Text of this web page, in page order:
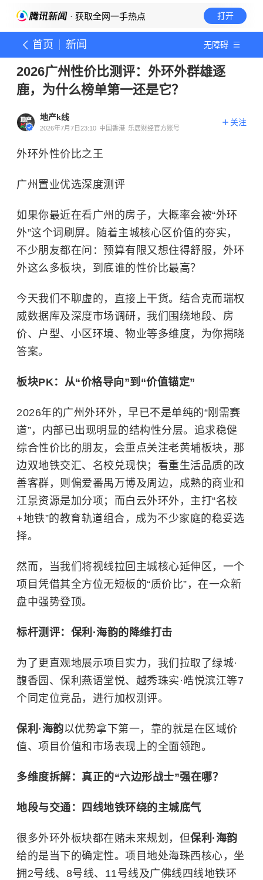
· 获取全网一手热点 打开
首页 新闻 无障碍
2026广州性价比测评：外环外群雄逐
鹿，为什么榜单第一还是它？
地产k线
2026年7月7日23:10 中国香港 乐居财经官方账号
关注
外环外性价比之王
广州置业优选深度测评
如果你最近在看广州的房子，大概率会被“外环
外”这个词刷屏。随着主城核心区价值的夯实，
不少朋友都在问：预算有限又想住得舒服，外环
外这么多板块，到底谁的性价比最高？
今天我们不聊虚的，直接上干货。结合克而瑞权
威数据库及深度市场调研，我们围绕地段、房
价、户型、小区环境、物业等多维度，为你揭晓
答案。
板块PK：从“价格导向”到“价值锚定”
2026年的广州外环外，早已不是单纯的“刚需赛
道”，内部已出现明显的结构性分层。追求稳健
综合性价比的朋友，会重点关注老黄埔板块，那
边双地铁交汇、名校兑现快；看重生活品质的改
善客群，则偏爱番禺万博及周边，成熟的商业和
江景资源是加分项；而白云外环外，主打“名校
+地铁”的教育轨道组合，成为不少家庭的稳妥选
择。
然而，当我们将视线拉回主城核心延伸区，一个
项目凭借其全方位无短板的“质价比”，在一众新
盘中强势登顶。
标杆测评： 保利·海韵的降维打击
为了更直观地展示项目实力，我们拉取了绿城·
馥香园、保利燕语堂悦、越秀珠实·皓悦滨江等7
个同定位竞品，进行加权测评。
保利·海韵以优势拿下第一，靠的就是在区域价
值、项目价值和市场表现上的全面领跑。
多维度拆解：真正的“六边形战士”强在哪？
地段与交通：四线地铁环绕的主城底气
很多外环外板块都在赌未来规划，但保利·海韵
给的是当下的确定性。项目地处海珠西核心，坐
拥2号线、8号线、11号线及广佛线四线地铁环